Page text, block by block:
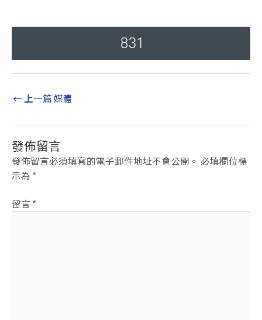
←上一篇 媒體
發佈留言
發佈留言必須填寫的電子郵件地址不會公開。 必填欄位標
示為 *
留言 *